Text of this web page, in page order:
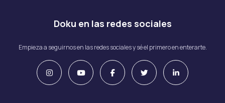
Doku en las redes sociales
Empieza a seguirnos en las redes sociales y sé el primero en enterarte.